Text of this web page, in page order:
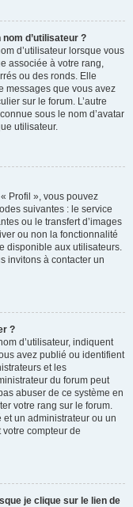
d’utilisateur ?
d’utilisateur lorsque vous
associée à votre rang,
ou des ronds. Elle
messages que vous avez
sur le forum. L’autre
sous le nom d’avatar
utilisateur.
Profil », vous pouvez
suivantes : le service
ou le transfert d’images
ou non la fonctionnalité
disponible aux utilisateurs.
invitons à contacter un
?
d’utilisateur, indiquent
avez publié ou identifient
et les
du forum peut
abuser de ce système en
votre rang sur le forum.
un administrateur ou un
compteur de
je clique sur le lien de